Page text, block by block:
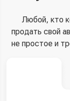
Любой, кто
продать свой
не простое и